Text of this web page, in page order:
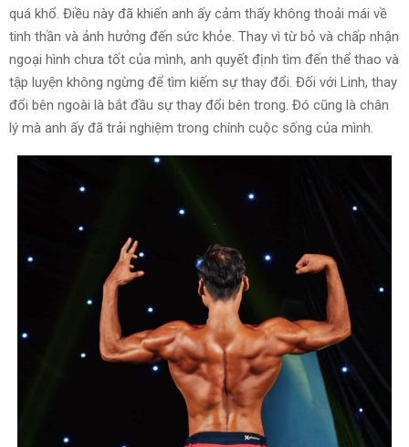
quá khổ. Điều này đã khiến anh ấy cảm thấy không thoải mái về
tinh thần và ảnh hưởng đến sức khỏe. Thay vì từ bỏ và chấp nhận
ngoại hình chưa tốt của mình, anh quyết định tìm đến thể thao và
tập luyện không ngừng để tìm kiếm sự thay đổi. Đối với Linh, thay
đổi bên ngoài là bắt đầu sự thay đổi bên trong. Đó cũng là chân
lý mà anh ấy đã trải nghiệm trong chính cuộc sống của mình.